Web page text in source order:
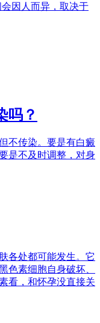
因人而异，取决于
吗？
不传染。要是有白癜
是不及时调整，对身
各处都可能发生。它
色素细胞自身破坏、
看，和怀孕没直接关